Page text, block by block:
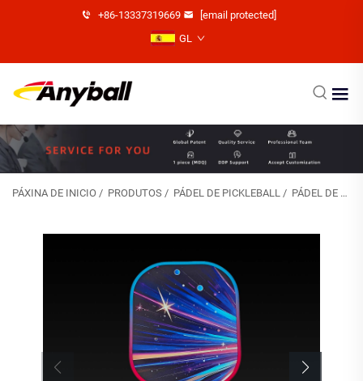
+86-13337319669
[email protected]
GL
PÁXINA DE INICIO / PRODUTOS / PÁDEL DE PICKLEBALL / PÁDEL DE PICKLEBALL DE FIBRA DE VIDRO